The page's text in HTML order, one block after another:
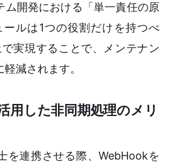
ム開発における「単一責任の原
ールは1つの役割だけを持つべ
で実現することで、メンテナン
減されます。
用した非同期処理のメリ
を連携させる際、WebHookを